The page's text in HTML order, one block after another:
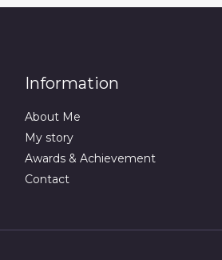
Information
About Me
My story
Awards & Achievement
Contact